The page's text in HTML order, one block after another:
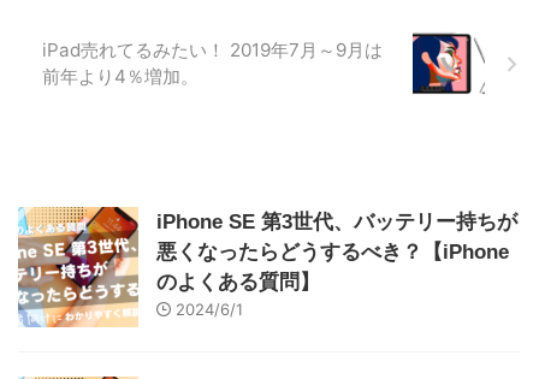
iPad売れてるみたい！ 2019年7月～9月は
前年より4％増加。
iPhone SE 第3世代、バッテリー持ちが
悪くなったらどうするべき？【iPhone
のよくある質問】
2024/6/1